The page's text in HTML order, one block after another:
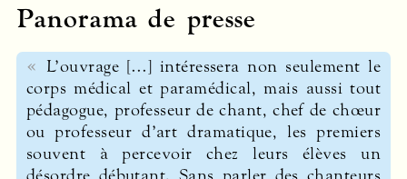
Panorama de presse
L’ouvrage […] intéressera non seulement le
corps médical et paramédical, mais aussi tout
pédagogue, professeur de chant, chef de chœur
ou professeur d’art dramatique, les premiers
souvent à percevoir chez leurs élèves un